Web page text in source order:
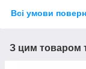
Всі умови
З цим товаром